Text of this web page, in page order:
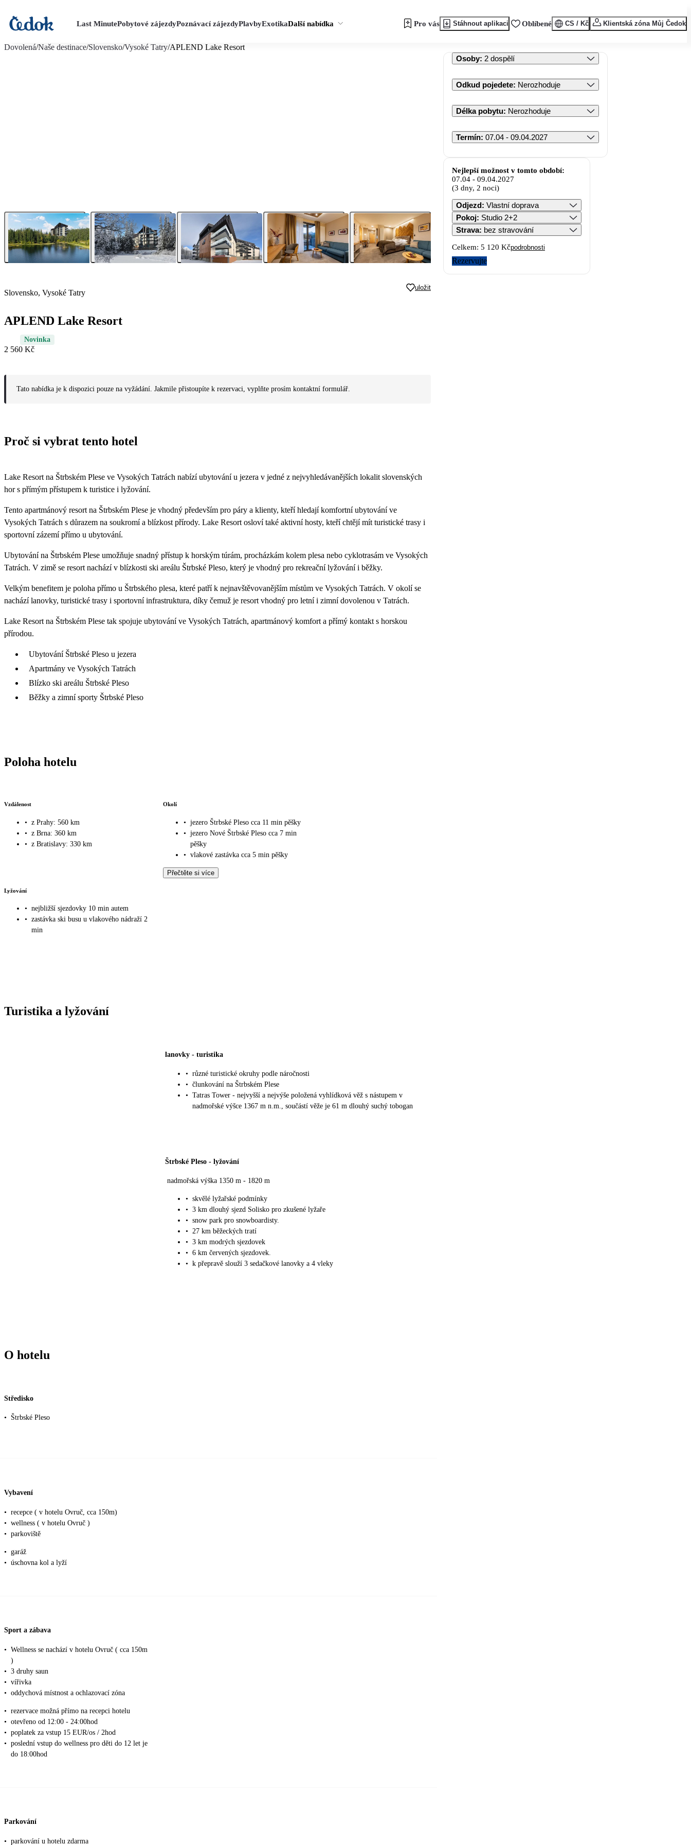
Last MinutePobytové zájezdyPoznávací zájezdyPlavbyExotikaDalší nabídka Pro vás Stáhnout aplikaci Oblíbené CS / Kč Klientská zóna Můj Čedok
Dovolená/Naše destinace/Slovensko/Vysoké Tatry/APLEND Lake Resort
Slovensko, Vysoké Tatry
uložit
APLEND Lake Resort
Novinka
2 560 Kč
Tato nabídka je k dispozici pouze na vyžádání. Jakmile přistoupíte k rezervaci, vyplňte prosím kontaktní formulář.
Proč si vybrat tento hotel
Lake Resort na Štrbském Plese ve Vysokých Tatrách nabízí ubytování u jezera v jedné z nejvyhledávanějších lokalit slovenských
hor s přímým přístupem k turistice i lyžování.
Tento apartmánový resort na Štrbském Plese je vhodný především pro páry a klienty, kteří hledají komfortní ubytování ve
Vysokých Tatrách s důrazem na soukromí a blízkost přírody. Lake Resort osloví také aktivní hosty, kteří chtějí mít turistické trasy i
sportovní zázemí přímo u ubytování.
Ubytování na Štrbském Plese umožňuje snadný přístup k horským túrám, procházkám kolem plesa nebo cyklotrasám ve Vysokých
Tatrách. V zimě se resort nachází v blízkosti ski areálu Štrbské Pleso, který je vhodný pro rekreační lyžování i běžky.
Velkým benefitem je poloha přímo u Štrbského plesa, které patří k nejnavštěvovanějším místům ve Vysokých Tatrách. V okolí se
nachází lanovky, turistické trasy i sportovní infrastruktura, díky čemuž je resort vhodný pro letní i zimní dovolenou v Tatrách.
Lake Resort na Štrbském Plese tak spojuje ubytování ve Vysokých Tatrách, apartmánový komfort a přímý kontakt s horskou
přírodou.
Ubytování Štrbské Pleso u jezera
Apartmány ve Vysokých Tatrách
Blízko ski areálu Štrbské Pleso
Běžky a zimní sporty Štrbské Pleso
Poloha hotelu
Vzdálenost
• z Prahy: 560 km
• z Brna: 360 km
• z Bratislavy: 330 km
Okolí
• jezero Štrbské Pleso cca 11 min pěšky
• jezero Nové Štrbské Pleso cca 7 min
pěšky
• vlakové zastávka cca 5 min pěšky
Přečtěte si více
Lyžování
• nejbližší sjezdovky 10 min autem
• zastávka ski busu u vlakového nádraží 2
min
Turistika a lyžování
lanovky - turistika
• různé turistické okruhy podle náročnosti
• člunkování na Štrbském Plese
• Tatras Tower - nejvyšší a nejvýše položená vyhlídková věž s nástupem v
nadmořské výšce 1367 m n.m., součástí věže je 61 m dlouhý suchý tobogan
Štrbské Pleso - lyžování
nadmořská výška 1350 m - 1820 m
• skvělé lyžařské podmínky
• 3 km dlouhý sjezd Solisko pro zkušené lyžaře
• snow park pro snowboardisty.
• 27 km běžeckých tratí
• 3 km modrých sjezdovek
• 6 km červených sjezdovek.
• k přepravě slouží 3 sedačkové lanovky a 4 vleky
O hotelu
Středisko
• Štrbské Pleso
Vybavení
• recepce ( v hotelu Ovruč, cca 150m)
• wellness ( v hotelu Ovruč )
• parkoviště
• garáž
• úschovna kol a lyží
Sport a zábava
• Wellness se nachází v hotelu Ovruč ( cca 150m
)
• 3 druhy saun
• vířivka
• oddychová místnost a ochlazovací zóna
• rezervace možná přímo na recepci hotelu
• otevřeno od 12:00 - 24:00hod
• poplatek za vstup 15 EUR/os / 2hod
• poslední vstup do wellness pro děti do 12 let je
do 18:00hod
Parkování
• parkování u hotelu zdarma
Osoby: 2 dospělí
Odkud pojedete: Nerozhoduje
Délka pobytu: Nerozhoduje
Termín: 07.04 - 09.04.2027
Nejlepší možnost v tomto období:
07.04 - 09.04.2027
(3 dny, 2 noci)
Odjezd: Vlastní doprava
Pokoj: Studio 2+2
Strava: bez stravování
Celkem: 5 120 Kčpodrobnosti
Rezervujte